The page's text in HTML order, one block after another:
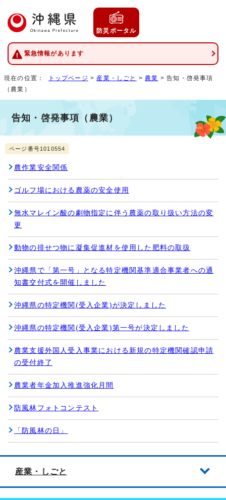
防災ポータル
緊急情報があります
現在の位置： トップページ > 産業・しごと > 農業 > 告知・啓発事項
（農業）
告知・啓発事項（農業）
ページ番号1010554
農作業安全関係
ゴルフ場における農薬の安全使用
無水マレイン酸の劇物指定に伴う農薬の取り扱い方法の変
更
動物の排せつ物に凝集促進材を使用した肥料の取扱
沖縄県で「第一号」となる特定機関基準適合事業者への通
知書交付式を開催しました
沖縄県の特定機関(受入企業)が決定しました
沖縄県の特定機関(受入企業)第一号が決定しました
農業支援外国人受入事業における新規の特定機関確認申請
の受付終了
農業者年金加入推進強化月間
防風林フォトコンテスト
「防風林の日」
産業・しごと